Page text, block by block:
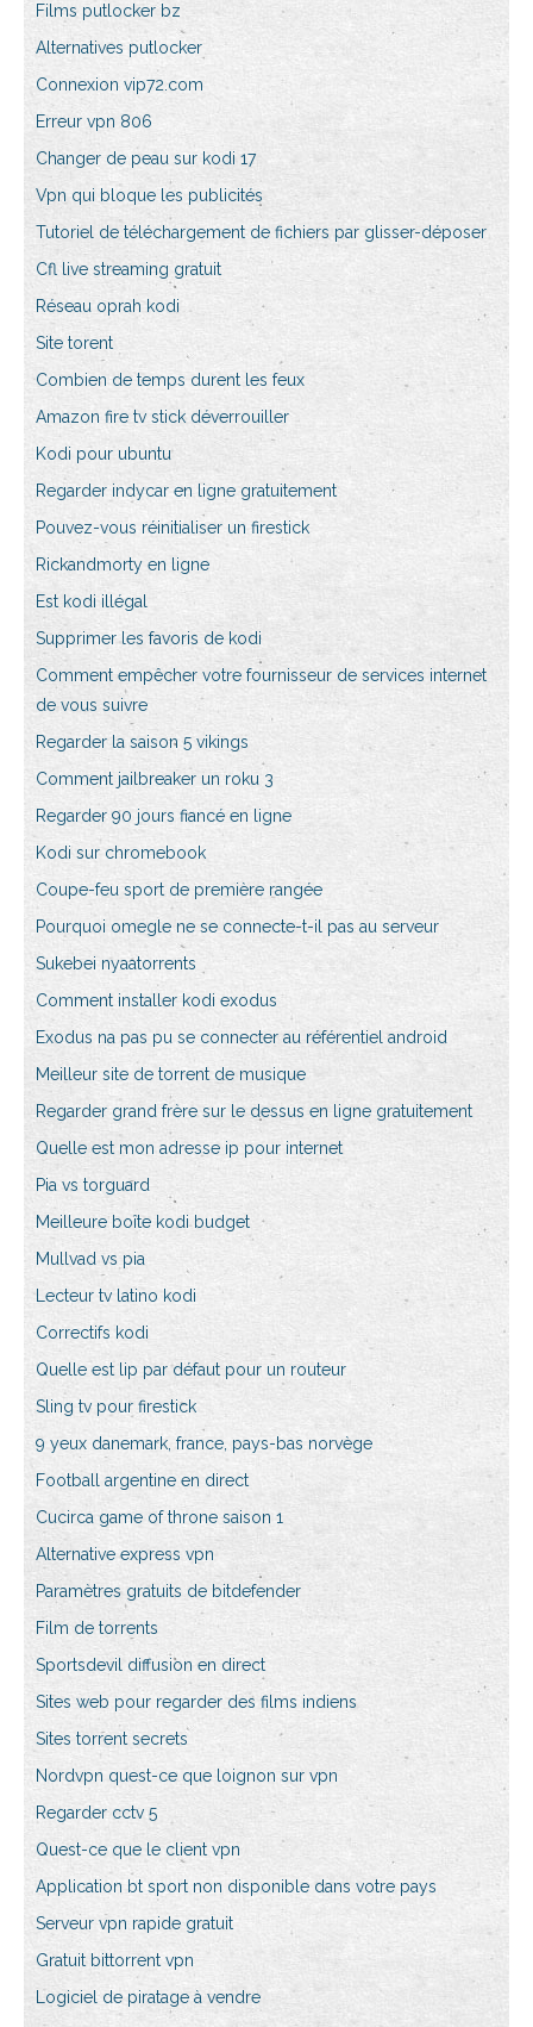
Films putlocker bz
Alternatives putlocker
Connexion vip72.com
Erreur vpn 806
Changer de peau sur kodi 17
Vpn qui bloque les publicités
Tutoriel de téléchargement de fichiers par glisser-déposer
Cfl live streaming gratuit
Réseau oprah kodi
Site torent
Combien de temps durent les feux
Amazon fire tv stick déverrouiller
Kodi pour ubuntu
Regarder indycar en ligne gratuitement
Pouvez-vous réinitialiser un firestick
Rickandmorty en ligne
Est kodi illégal
Supprimer les favoris de kodi
Comment empêcher votre fournisseur de services internet
de vous suivre
Regarder la saison 5 vikings
Comment jailbreaker un roku 3
Regarder 90 jours fiancé en ligne
Kodi sur chromebook
Coupe-feu sport de première rangée
Pourquoi omegle ne se connecte-t-il pas au serveur
Sukebei nyaatorrents
Comment installer kodi exodus
Exodus na pas pu se connecter au référentiel android
Meilleur site de torrent de musique
Regarder grand frère sur le dessus en ligne gratuitement
Quelle est mon adresse ip pour internet
Pia vs torguard
Meilleure boîte kodi budget
Mullvad vs pia
Lecteur tv latino kodi
Correctifs kodi
Quelle est lip par défaut pour un routeur
Sling tv pour firestick
9 yeux danemark, france, pays-bas norvège
Football argentine en direct
Cucirca game of throne saison 1
Alternative express vpn
Paramètres gratuits de bitdefender
Film de torrents
Sportsdevil diffusion en direct
Sites web pour regarder des films indiens
Sites torrent secrets
Nordvpn quest-ce que loignon sur vpn
Regarder cctv 5
Quest-ce que le client vpn
Application bt sport non disponible dans votre pays
Serveur vpn rapide gratuit
Gratuit bittorrent vpn
Logiciel de piratage à vendre